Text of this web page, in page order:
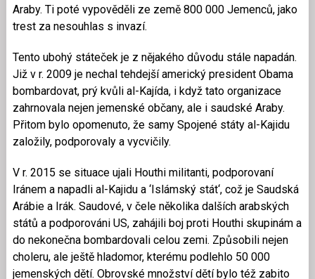
Araby. Ti poté vypověděli ze země 800 000 Jemenců, jako
trest za nesouhlas s invazí.
Tento ubohý státeček je z nějakého důvodu stále napadán.
Již v r. 2009 je nechal tehdejší americký president Obama
bombardovat, prý kvůli al-Kajída, i když tato organizace
zahrnovala nejen jemenské občany, ale i saudské Araby.
Přitom bylo opomenuto, že samy Spojené státy al-Kajidu
založily, podporovaly a vycvičily.
V r. 2015 se situace ujali Houthi militanti, podporovaní
Iránem a napadli al-Kajidu a ‘Islámský stát‘, což je Saudská
Arábie a Irák. Saudové, v čele několika dalších arabských
států a podporováni US, zahájili boj proti Houthi skupinám a
do nekonečna bombardovali celou zemi. Způsobili nejen
choleru, ale ještě hladomor, kterému podlehlo 50 000
jemenských dětí. Obrovské množství dětí bylo též zabito